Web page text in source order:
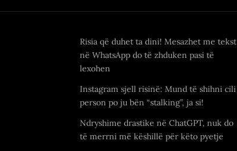
Risia që duhet ta dini! Mesazhet me tekst
në WhatsApp do të zhduken pasi të
lexohen
Instagram sjell risinë: Mund të shihni cili
person po ju bën “stalking”, ja si!
Ndryshime drastike në ChatGPT, nuk do
të merrni më këshillë për këto pyetje